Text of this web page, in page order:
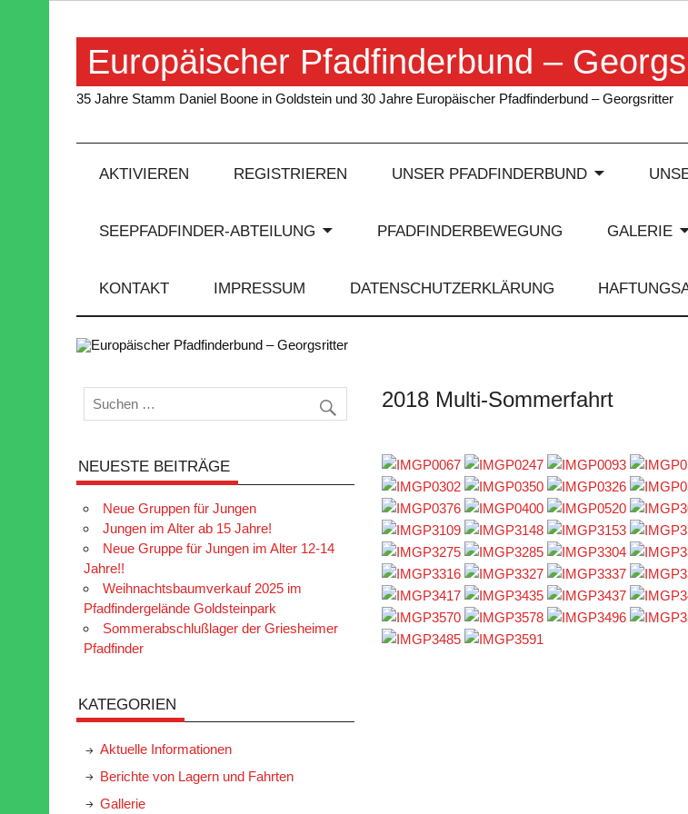
Europäischer Pfadfinderbund –
35 Jahre Stamm Daniel Boone in Goldstein und 30 Jahre Europäischer Pfadfinderbund – Georgsritter
AKTIVIEREN REGISTRIEREN UNSER PFADFINDERBUND
SEEPFADFINDER-ABTEILUNG PFADFINDERBEWEGUNG GALERIE
KONTAKT IMPRESSUM DATENSCHUTZERKLÄRUNG
2018 Multi-Sommerfahrt
NEUESTE BEITRÄGE
Neue Gruppen für Jungen
Jungen im Alter ab 15 Jahre!
Neue Gruppe für Jungen im Alter 12-14
Jahre!!
Weihnachtsbaumverkauf 2025 im
Pfadfindergelände Goldsteinpark
Sommerabschlußlager der Griesheimer
Pfadfinder
KATEGORIEN
Aktuelle Informationen
Berichte von Lagern und Fahrten
Gallerie